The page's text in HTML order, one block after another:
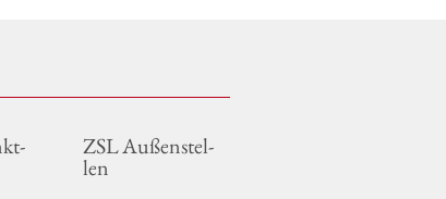
ZSL Au­ßen­stel­
len